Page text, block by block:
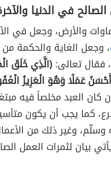
في الدنيا
والأرض، وجعل في
، وجعل الغاية والحكمة
فقال تعالى:(الَّذِي خَلَقَ
عَمَلًا وَهُوَ الْعَزِيزُ
كان العبد مخلصاً فيه
كما يجب أن يكون
وسلّم، وغير ذلك من
بيان لثمرات العمل